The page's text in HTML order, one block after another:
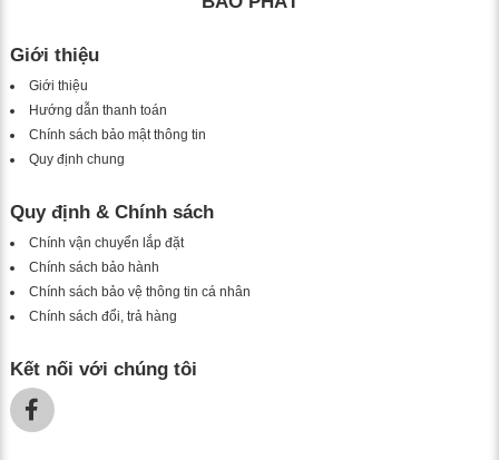
Giới thiệu
Giới thiệu
Hướng dẫn thanh toán
Chính sách bảo mật thông tin
Quy định chung
Quy định & Chính sách
Chính vận chuyển lắp đặt
Chính sách bảo hành
Chính sách bảo vệ thông tin cá nhân
Chính sách đổi, trả hàng
Kết nối với chúng tôi